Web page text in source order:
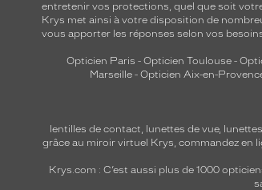
entretenir vos protections, quel que soit
Krys met ainsi à votre disposition de
vous apporter les réponses selon vos
Opticien Paris - Opticien Toulouse -
Marseille - Opticien Aix-en-
lentilles de contact, lunettes de vue,
grâce au miroir virtuel Krys, commandez en
Krys.com : C’est aussi plus de 1000